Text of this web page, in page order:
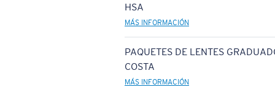
HSA
MÁS INFORMACIÓN
PAQUETES DE LENTES
COSTA
MÁS INFORMACIÓN